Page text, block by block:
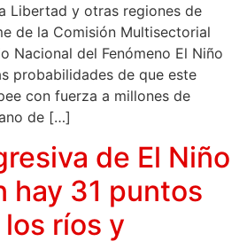
Libertad y otras regiones de
de la Comisión Multisectorial
Nacional del Fenómeno El Niño
probabilidades de que este
con fuerza a millones de
de […]
de El Niño
hay 31 puntos
ríos y